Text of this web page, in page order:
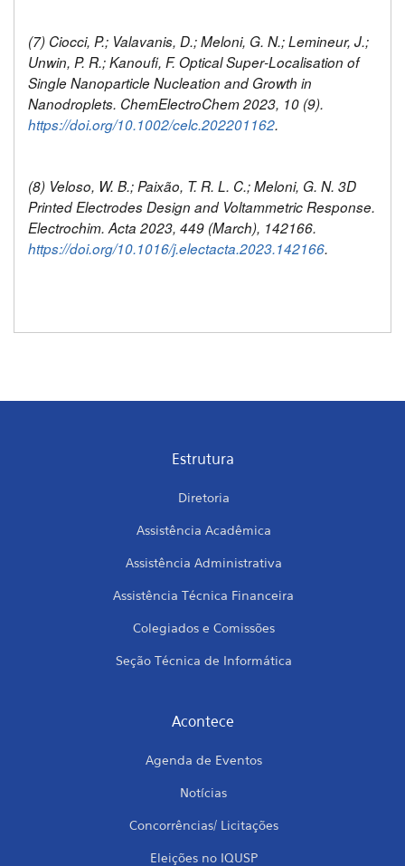
(7) Ciocci, P.; Valavanis, D.; Meloni, G. N.; Lemineur, J.;
Unwin, P. R.; Kanoufi, F. Optical Super‐Localisation of
Single Nanoparticle Nucleation and Growth in
Nanodroplets. ChemElectroChem 2023, 10 (9).
https://doi.org/10.1002/celc.202201162.
(8) Veloso, W. B.; Paixão, T. R. L. C.; Meloni, G. N. 3D
Printed Electrodes Design and Voltammetric Response.
Electrochim. Acta 2023, 449 (March), 142166.
https://doi.org/10.1016/j.electacta.2023.142166.
Estrutura
Diretoria
Assistência Acadêmica
Assistência Administrativa
Assistência Técnica Financeira
Colegiados e Comissões
Seção Técnica de Informática
Acontece
Agenda de Eventos
Notícias
Concorrências/ Licitações
Eleições no IQUSP